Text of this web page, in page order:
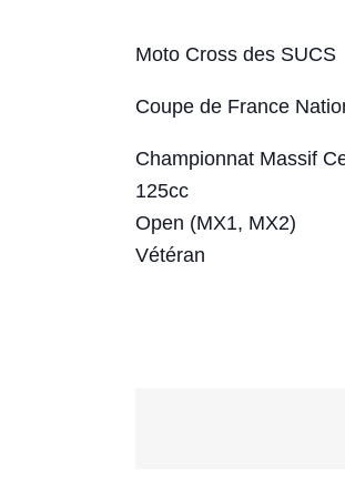
Moto Cross des SUCS
Coupe de France
Championnat Massif
125cc
Open (MX1, MX2)
Vétéran